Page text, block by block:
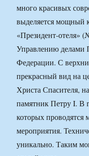
много красивых
выделяется мощный
«Президент-отеля»
Управлению делами
Федерации. С
прекрасный вид на
Христа Спасителя,
памятник Петру I. В
которых
мероприятия.
уникально. Таким